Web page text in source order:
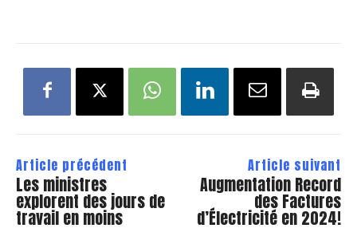
Article précédent
Les ministres
explorent des jours de
travail en moins
Article suivant
Augmentation Record
des Factures
d’Électricité en 2024!